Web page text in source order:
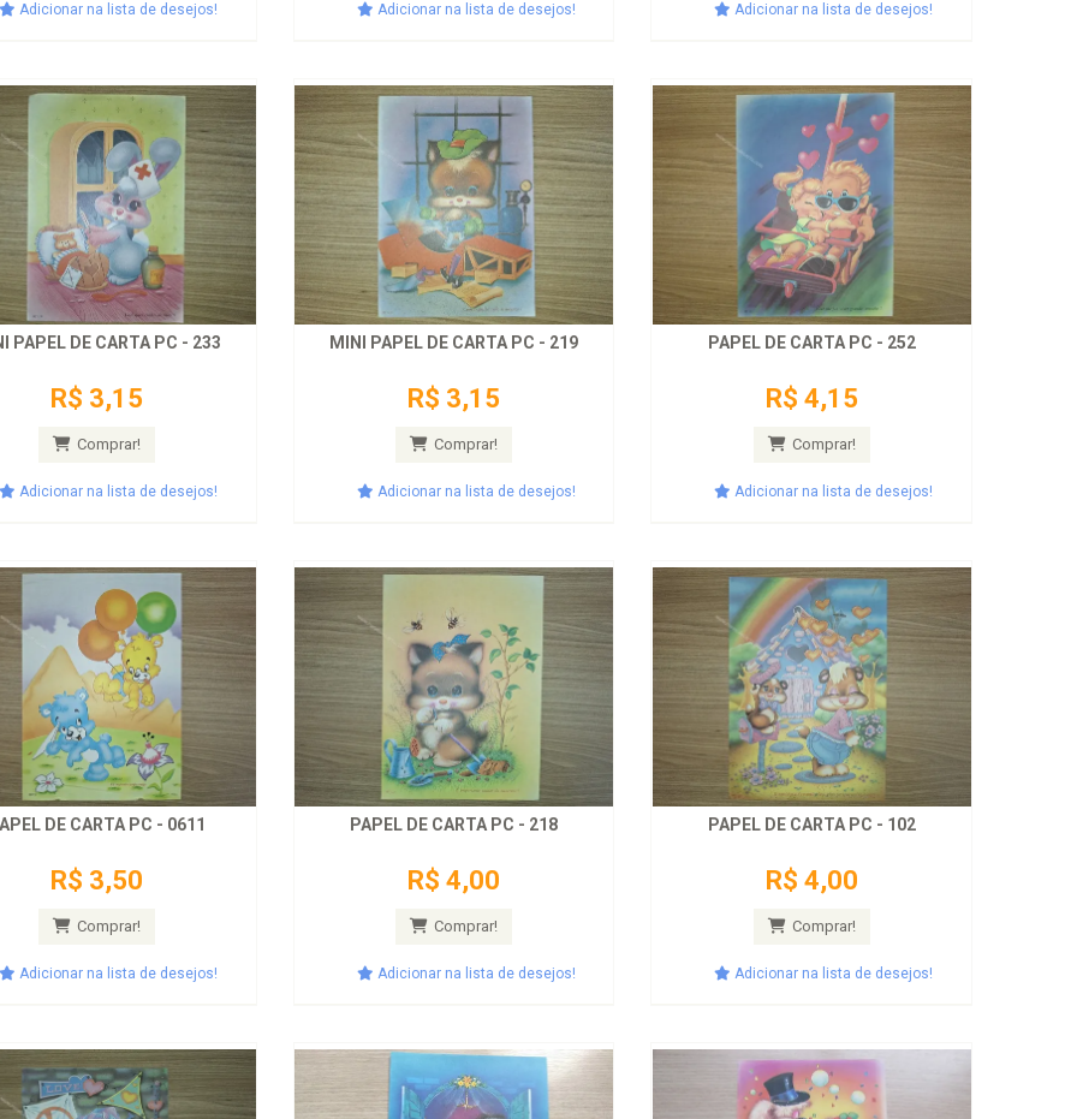
Adicionar na lista de desejos! Adicionar na lista de desejos! Adicionar na lista de desejos!
PAPEL DE CARTA PC - 233
R$ 3,15
Comprar!
Adicionar na lista de desejos!
MINI PAPEL DE CARTA PC - 219
R$ 3,15
Comprar!
Adicionar na lista de desejos!
PAPEL DE CARTA PC - 252
R$ 4,15
Comprar!
Adicionar na lista de desejos!
DE CARTA PC - 0611
R$ 3,50
Comprar!
Adicionar na lista de desejos!
PAPEL DE CARTA PC - 218
R$ 4,00
Comprar!
Adicionar na lista de desejos!
PAPEL DE CARTA PC - 102
R$ 4,00
Comprar!
Adicionar na lista de desejos!